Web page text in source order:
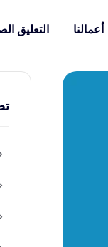
أعمالنا التعليق